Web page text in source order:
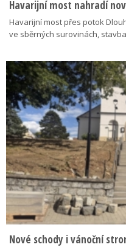
Havarijní most nahradí
Havarijní most přes potok
ve sběrných surovinách,
Nové schody i vánoční